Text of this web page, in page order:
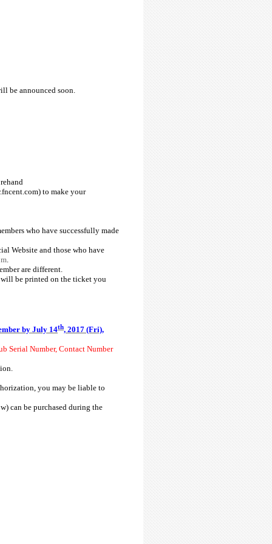
be announced soon.
) to make your
who have successfully made
Website and those who have
.
are different.
be printed on the ticket you
by July 14th, 2017 (Fri),
Serial Number, Contact Number
you may be liable to
can be purchased during the